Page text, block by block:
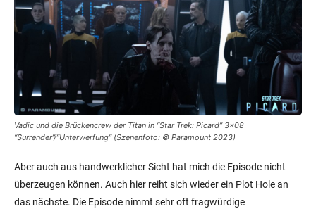
Vadic und die Brückencrew der Titan in “Star Trek: Picard” 3×08
“Surrender”/”Unterwerfung” (Szenenfoto: © Paramount 2023)
Aber auch aus handwerklicher Sicht hat mich die Episode nicht
überzeugen können. Auch hier reiht sich wieder ein Plot Hole an
das nächste. Die Episode nimmt sehr oft fragwürdige